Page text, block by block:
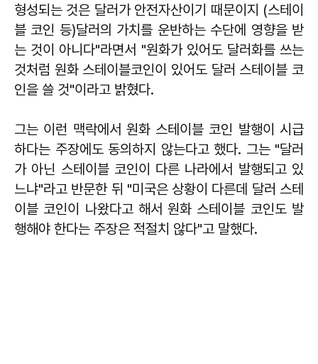
형성되는 것은 달러가 안전자산이기 때문이지 (스테이
블 코인 등)달러의 가치를 운반하는 수단에 영향을 받
는 것이 아니다"라면서 "원화가 있어도 달러화를 쓰는
것처럼 원화 스테이블코인이 있어도 달러 스테이블 코
인을 쓸 것"이라고 밝혔다.
그는 이런 맥락에서 원화 스테이블 코인 발행이 시급
하다는 주장에도 동의하지 않는다고 했다. 그는 "달러
가 아닌 스테이블 코인이 다른 나라에서 발행되고 있
느냐"라고 반문한 뒤 "미국은 상황이 다른데 달러 스테
이블 코인이 나왔다고 해서 원화 스테이블 코인도 발
행해야 한다는 주장은 적절치 않다"고 말했다.